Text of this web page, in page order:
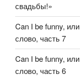
свадьбы!»
Can I be funny,
слово, часть 7
Can I be funny,
слово, часть 6